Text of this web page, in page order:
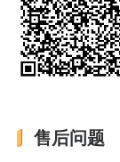
售后问题